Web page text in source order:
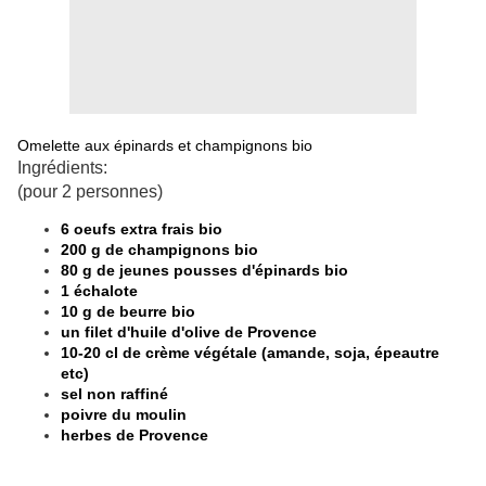
Omelette aux épinards et champignons bio
Ingrédients:
(pour 2 personnes)
6 oeufs extra frais bio
200 g de champignons bio
80 g de jeunes pousses d'épinards bio
1 échalote
10 g de beurre bio
un filet d'huile d'olive de Provence
10-20 cl de crème végétale (amande, soja, épeautre
etc)
sel non raffiné
poivre du moulin
herbes de Provence